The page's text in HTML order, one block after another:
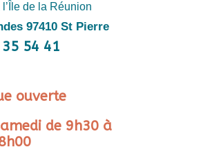
de la Réunion
97410 St Pierre
54 41
ouverte
de 9h30 à